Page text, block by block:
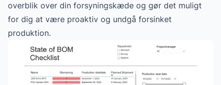
overblik over din forsyningskæde og gør det muligt
for dig at være proaktiv og undgå forsinket
produktion.